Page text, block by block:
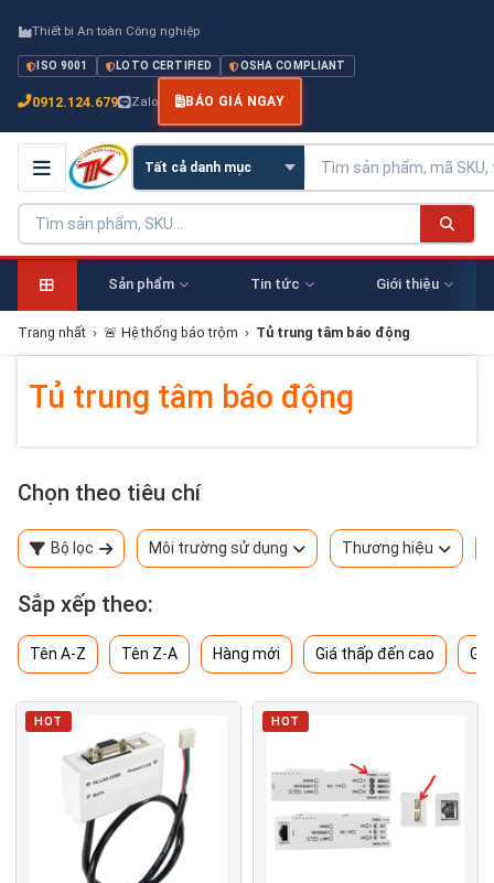
Thiết bị An toàn Công nghiệp
ISO 9001 LOTO CERTIFIED OSHA COMPLIANT
0912.124.679 Zalo BÁO GIÁ NGAY
Sản phẩm Tin tức Giới thiệu
Trang nhất › 🚨 Hệ thống báo trộm › Tủ trung tâm báo động
Tủ trung tâm báo động
Chọn theo tiêu chí
Bộ lọc Môi trường sử dụng Thương hiệu
Sắp xếp theo:
Tên A-Z Tên Z-A Hàng mới Giá thấp đến cao
HOT HOT